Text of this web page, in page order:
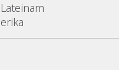
Lateinam
erika